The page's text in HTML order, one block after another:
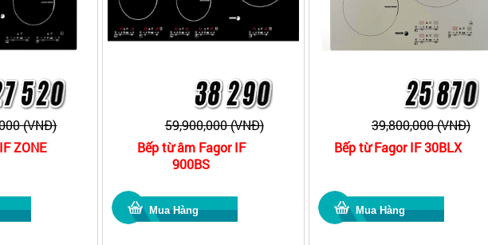
(VNĐ)
ZONE
59,900,000 (VNĐ)
Bếp từ âm Fagor IF
900BS
39,800,000 (VNĐ)
Bếp từ Fagor IF 30BLX